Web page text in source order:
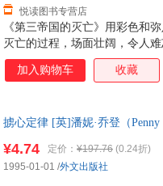
《第三帝国的灭亡》用彩色和
灭亡的过程，场面壮阔，令人
苏联战场的接连失利，预示着
国的参战进一步加强了这一趋
年的战事是一个决定性的变化
底消亡。
悦读图书专营店
加入购物车 收藏
掳心定律 [英]潘妮·乔登（
¥4.74 定价： ¥197.76 (0.24折)
1995-01-01 /外文出版社